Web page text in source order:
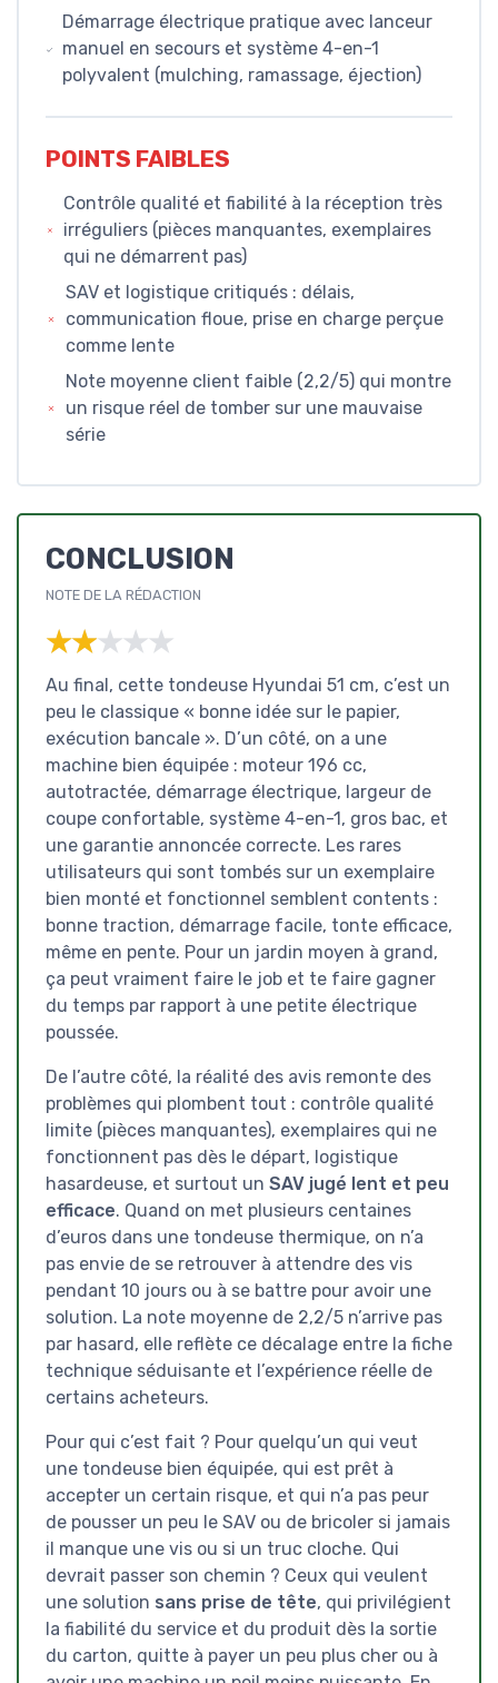
Démarrage électrique pratique avec lanceur
manuel en secours et système 4-en-1
polyvalent (mulching, ramassage, éjection)
POINTS FAIBLES
Contrôle qualité et fiabilité à la réception très
irréguliers (pièces manquantes, exemplaires
qui ne démarrent pas)
SAV et logistique critiqués : délais,
communication floue, prise en charge perçue
comme lente
Note moyenne client faible (2,2/5) qui montre
un risque réel de tomber sur une mauvaise
série
CONCLUSION
NOTE DE LA RÉDACTION
★★★★★
★★★★★
Au final, cette tondeuse Hyundai 51 cm, c’est un
peu le classique « bonne idée sur le papier,
exécution bancale ». D’un côté, on a une
machine bien équipée : moteur 196 cc,
autotractée, démarrage électrique, largeur de
coupe confortable, système 4-en-1, gros bac, et
une garantie annoncée correcte. Les rares
utilisateurs qui sont tombés sur un exemplaire
bien monté et fonctionnel semblent contents :
bonne traction, démarrage facile, tonte efficace,
même en pente. Pour un jardin moyen à grand,
ça peut vraiment faire le job et te faire gagner
du temps par rapport à une petite électrique
poussée.
De l’autre côté, la réalité des avis remonte des
problèmes qui plombent tout : contrôle qualité
limite (pièces manquantes), exemplaires qui ne
fonctionnent pas dès le départ, logistique
hasardeuse, et surtout un SAV jugé lent et peu
efficace. Quand on met plusieurs centaines
d’euros dans une tondeuse thermique, on n’a
pas envie de se retrouver à attendre des vis
pendant 10 jours ou à se battre pour avoir une
solution. La note moyenne de 2,2/5 n’arrive pas
par hasard, elle reflète ce décalage entre la fiche
technique séduisante et l’expérience réelle de
certains acheteurs.
Pour qui c’est fait ? Pour quelqu’un qui veut
une tondeuse bien équipée, qui est prêt à
accepter un certain risque, et qui n’a pas peur
de pousser un peu le SAV ou de bricoler si jamais
il manque une vis ou si un truc cloche. Qui
devrait passer son chemin ? Ceux qui veulent
une solution sans prise de tête, qui privilégient
la fiabilité du service et du produit dès la sortie
du carton, quitte à payer un peu plus cher ou à